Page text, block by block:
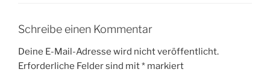
Schreibe einen Kommentar
Deine E-Mail-Adresse wird nicht veröffentlicht.
Erforderliche Felder sind mit* markiert